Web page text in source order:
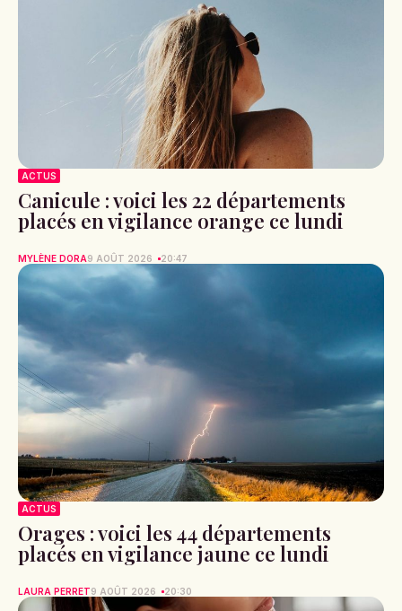
ACTUS
Canicule : voici les 22 départements
placés en vigilance orange ce lundi
MYLÈNE DORA9 AOÛT 2026 20:47
ACTUS
Orages : voici les 44 départements
placés en vigilance jaune ce lundi
LAURA PERRET9 AOÛT 2026 20:30